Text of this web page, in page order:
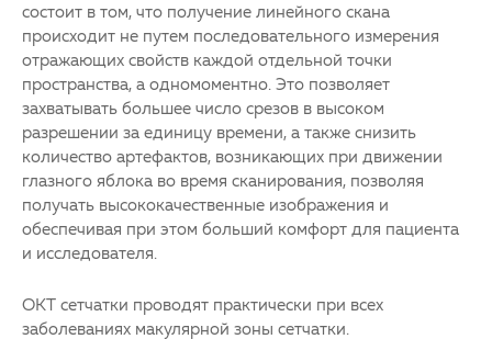
состоит в том, что получение линейного скана
происходит не путем последовательного измерения
отражающих свойств каждой отдельной точки
пространства, а одномоментно. Это позволяет
захватывать большее число срезов в высоком
разрешении за единицу времени, а также снизить
количество артефактов, возникающих при движении
глазного яблока во время сканирования, позволяя
получать высококачественные изображения и
обеспечивая при этом больший комфорт для пациента
и исследователя.
ОКТ сетчатки проводят практически при всех
заболеваниях макулярной зоны сетчатки.